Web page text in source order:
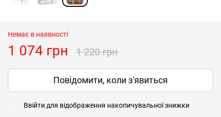
Немає в наявності
1 074 грн 1 220 грн
Повідомити, коли з'явиться
Ввійти для відображення накопичувальної знижки